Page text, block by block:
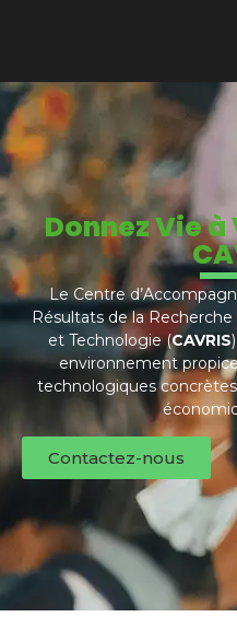
Donnez Vie
Le Centre
Résultats de la
et Technologie (CAVRIS
environnement
technologiques
Contactez-nous